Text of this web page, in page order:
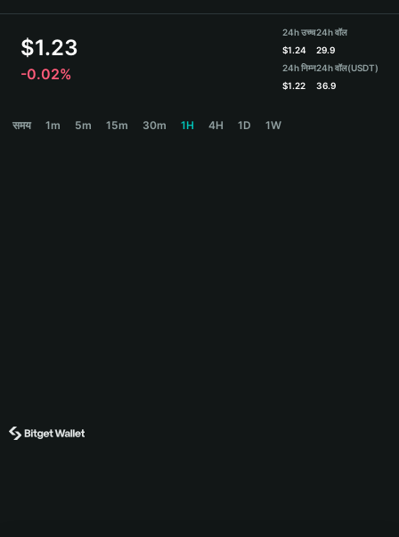
हिन्दी
Español (Argentina)
$1.23
-0.02%
24h उच्च
$1.24
24h निम्न
$1.22
24h वॉल
29.9
24h वॉल(USDT)
36.9
समय 1m 5m 15m 30m 1H 4H 1D 1W